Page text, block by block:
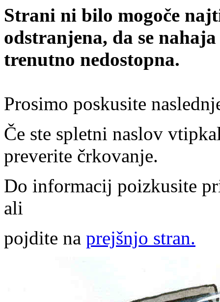
Strani ni bilo mogoče
odstranjena, da se
trenutno nedostopna.
Prosimo poskusite
Če ste spletni naslov
preverite črkovanje.
Do informacij poizkusite
ali
pojdite na prejšnjo stran.